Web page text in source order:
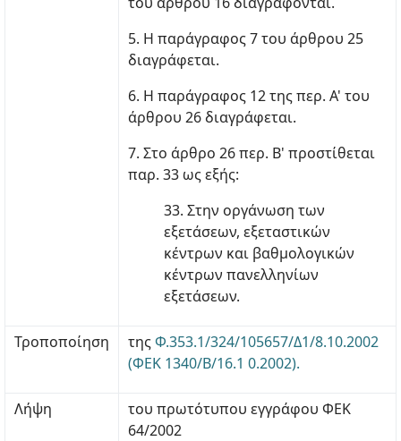
5. Η παράγραφος 7 του άρθρου 25
διαγράφεται.
6. Η παράγραφος 12 της περ. Α' του
άρθρου 26 διαγράφεται.
7. Στο άρθρο 26 περ. Β' προστίθεται
παρ. 33 ως εξής:
33. Στην οργάνωση των
εξετάσεων, εξεταστικών
κέντρων και βαθμολογικών
κέντρων πανελληνίων
εξετάσεων.
Τροποποίηση τηςΦ.353.1/324/105657/Δ1/8.10.2002
(ΦΕΚ 1340/Β/16.1 0.2002).
Λήψη
του πρωτότυπου εγγράφου ΦΕΚ
64/2002